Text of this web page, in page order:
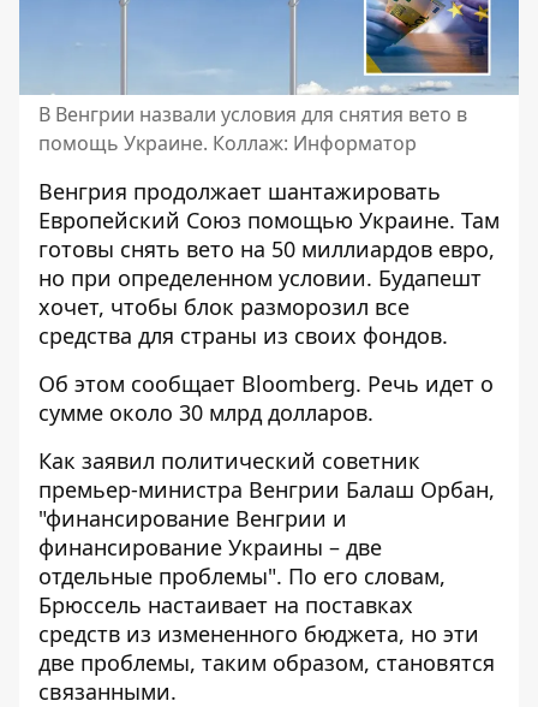
В Венгрии назвали условия для снятия вето в
помощь Украине. Коллаж: Информатор
Венгрия продолжает шантажировать
Европейский Союз помощью Украине. Там
готовы снять вето на 50 миллиардов евро,
но при определенном условии. Будапешт
хочет, чтобы блок разморозил все
средства для страны из своих фондов.
Об этом сообщает Bloomberg. Речь идет о
сумме около 30 млрд долларов.
Как заявил политический советник
премьер-министра Венгрии Балаш Орбан,
"финансирование Венгрии и
финансирование Украины – две
отдельные проблемы". По его словам,
Брюссель настаивает на поставках
средств из измененного бюджета, но эти
две проблемы, таким образом, становятся
связанными.